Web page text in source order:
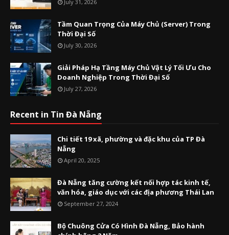
July 31, 2026
Tầm Quan Trọng Của Máy Chủ (Server) Trong
Thời Đại Số
July 30, 2026
Giải Pháp Hạ Tầng Máy Chủ Vật Lý Tối Ưu Cho
Doanh Nghiệp Trong Thời Đại Số
July 27, 2026
Recent in Tin Đà Nẵng
Chi tiết 19 xã, phường và đặc khu của TP Đà
Nẵng
April 20, 2025
Đà Nẵng tăng cường kết nối hợp tác kinh tế,
văn hóa, giáo dục với các địa phương Thái Lan
September 27, 2024
Bộ Chuông Cửa Có Hình Đà Nẵng, Bảo hành